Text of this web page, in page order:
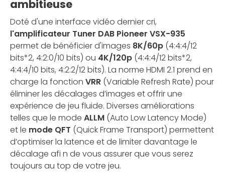
ambitieuse
Doté d'une interface vidéo dernier cri,
l'amplificateur Tuner DAB Pioneer VSX-935
permet de bénéficier d'images 8K/60p (4:4:4/12
bits*2, 4:2:0/10 bits) ou 4K/120p (4:4:4/12 bits*2,
4:4:4/10 bits, 4:2:2/12 bits). La norme HDMI 2.1 prend en
charge la fonction VRR (Variable Refresh Rate) pour
éliminer les décalages d’images et offrir une
expérience de jeu fluide. Diverses améliorations
telles que le mode ALLM (Auto Low Latency Mode)
et le mode QFT (Quick Frame Transport) permettent
d’optimiser la latence et de limiter davantage le
décalage afi n de vous assurer que vous serez
toujours au top de votre jeu.